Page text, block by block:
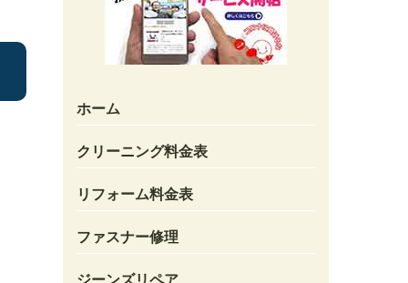
ホーム
クリーニング料金表
リフォーム料金表
ファスナー修理
ジーンズリペア